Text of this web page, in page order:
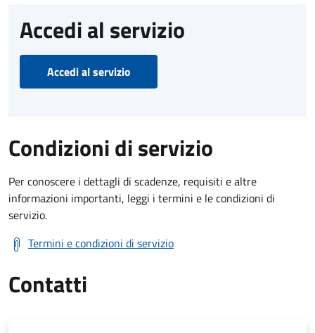
Accedi al servizio
Accedi al servizio
Condizioni di servizio
Per conoscere i dettagli di scadenze, requisiti e altre
informazioni importanti, leggi i termini e le condizioni di
servizio.
Termini e condizioni di servizio
Contatti